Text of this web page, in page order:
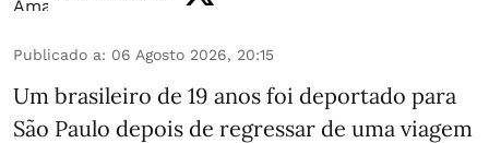
Publicado a: 06 Agosto 2026, 20:15
Um brasileiro de 19 anos foi deportado para
São Paulo depois de regressar de uma viagem